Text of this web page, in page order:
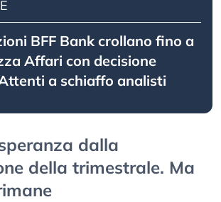
BFF Bank crollano fino a
Affari con decisione
a schiaffo analisti
dalla
della trimestrale. Ma